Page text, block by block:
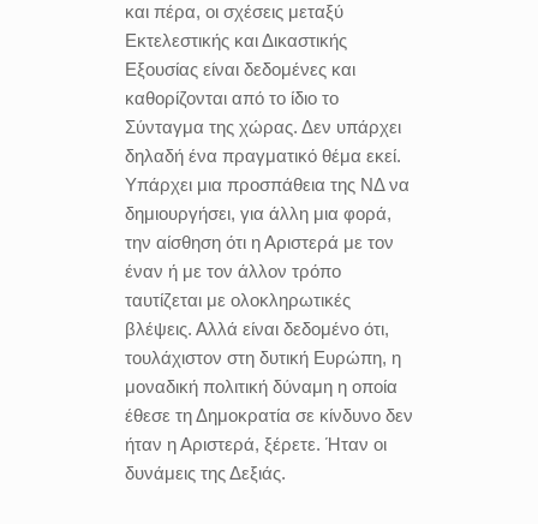
και πέρα, οι σχέσεις μεταξύ
Εκτελεστικής και Δικαστικής
Εξουσίας είναι δεδομένες και
καθορίζονται από το ίδιο το
Σύνταγμα της χώρας. Δεν υπάρχει
δηλαδή ένα πραγματικό θέμα εκεί.
Υπάρχει μια προσπάθεια της ΝΔ να
δημιουργήσει, για άλλη μια φορά,
την αίσθηση ότι η Αριστερά με τον
έναν ή με τον άλλον τρόπο
ταυτίζεται με ολοκληρωτικές
βλέψεις. Αλλά είναι δεδομένο ότι,
τουλάχιστον στη δυτική Ευρώπη, η
μοναδική πολιτική δύναμη η οποία
έθεσε τη Δημοκρατία σε κίνδυνο δεν
ήταν η Αριστερά, ξέρετε. Ήταν οι
δυνάμεις της Δεξιάς.